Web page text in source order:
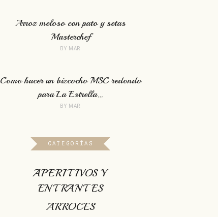
Arroz meloso con pato y setas
Masterchef
BY MAR
Como hacer un bizcocho MSC redondo
para La Estrella…
BY MAR
CATEGORÍAS
APERITIVOS Y
ENTRANTES
ARROCES